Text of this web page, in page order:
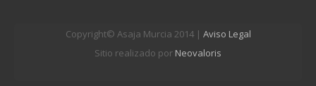
Copyright© Asaja Murcia 2014 | Aviso Legal
Sitio realizado por Neovaloris